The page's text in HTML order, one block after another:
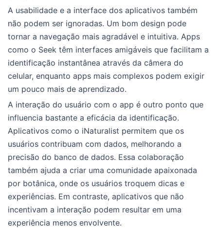
A usabilidade e a interface dos aplicativos também
não podem ser ignoradas. Um bom design pode
tornar a navegação mais agradável e intuitiva. Apps
como o Seek têm interfaces amigáveis que facilitam a
identificação instantânea através da câmera do
celular, enquanto apps mais complexos podem exigir
um pouco mais de aprendizado.
A interação do usuário com o app é outro ponto que
influencia bastante a eficácia da identificação.
Aplicativos como o iNaturalist permitem que os
usuários contribuam com dados, melhorando a
precisão do banco de dados. Essa colaboração
também ajuda a criar uma comunidade apaixonada
por botânica, onde os usuários troquem dicas e
experiências. Em contraste, aplicativos que não
incentivam a interação podem resultar em uma
experiência menos envolvente.